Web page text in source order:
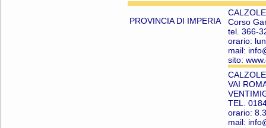
PROVINCIA DI IMPERIA
Corso
tel. 366-
orario:
mail:
sito:
VAI
TEL.
orario:
mail: